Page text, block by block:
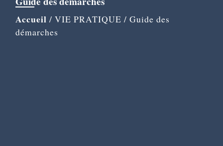
Accueil / VIE PRATIQUE / Guide des
démarches